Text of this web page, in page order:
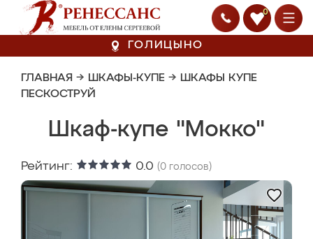
0
ГОЛИЦЫНО
ГЛАВНАЯ → ШКАФЫ-КУПЕ → ШКАФЫ КУПЕ
ПЕСКОСТРУЙ
Шкаф-купе "Мокко"
Рейтинг: 0.0 (0 голосов)